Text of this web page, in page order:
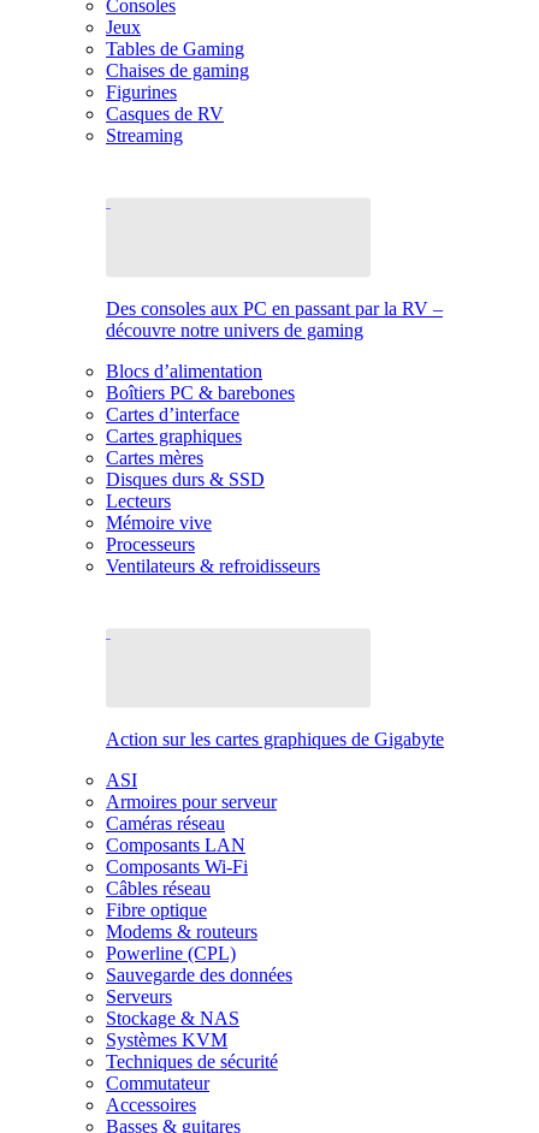
Consoles
Jeux
Tables de Gaming
Chaises de gaming
Figurines
Casques de RV
Streaming
Des consoles aux PC en passant par la RV –
découvre notre univers de gaming
Blocs d’alimentation
Boîtiers PC & barebones
Cartes d’interface
Cartes graphiques
Cartes mères
Disques durs & SSD
Lecteurs
Mémoire vive
Processeurs
Ventilateurs & refroidisseurs
Action sur les cartes graphiques de Gigabyte
ASI
Armoires pour serveur
Caméras réseau
Composants LAN
Composants Wi-Fi
Câbles réseau
Fibre optique
Modems & routeurs
Powerline (CPL)
Sauvegarde des données
Serveurs
Stockage & NAS
Systèmes KVM
Techniques de sécurité
Commutateur
Accessoires
Basses & guitares